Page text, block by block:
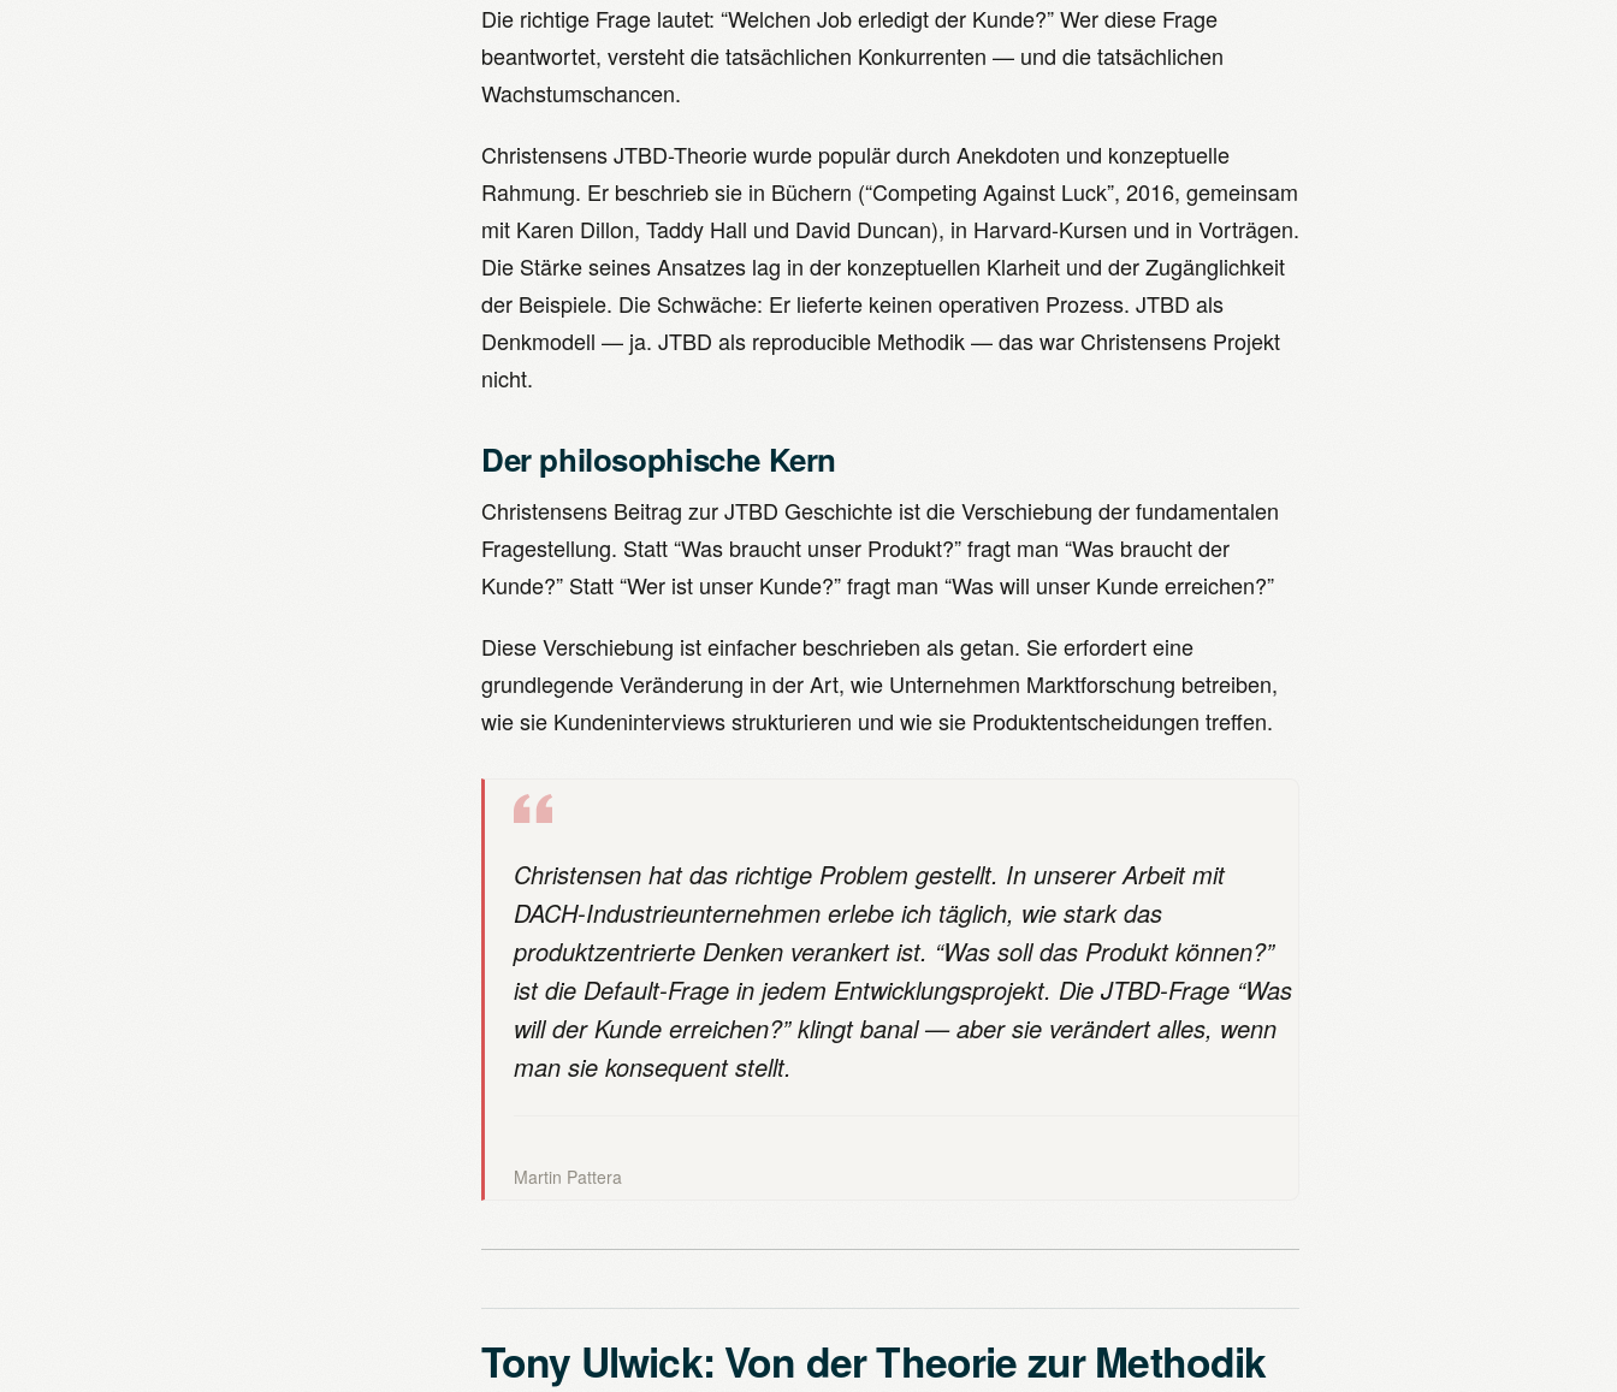
Die richtige Frage lautet: “Welchen Job erledigt der Kunde?” Wer diese Frage
beantwortet, versteht die tatsächlichen Konkurrenten — und die tatsächlichen
Wachstumschancen.
Christensens JTBD-Theorie wurde populär durch Anekdoten und konzeptuelle
Rahmung. Er beschrieb sie in Büchern (“Competing Against Luck”, 2016, gemeinsam
mit Karen Dillon, Taddy Hall und David Duncan), in Harvard-Kursen und in Vorträgen.
Die Stärke seines Ansatzes lag in der konzeptuellen Klarheit und der Zugänglichkeit
der Beispiele. Die Schwäche: Er lieferte keinen operativen Prozess. JTBD als
Denkmodell — ja. JTBD als reproducible Methodik — das war Christensens Projekt
nicht.
Der philosophische Kern
Christensens Beitrag zur JTBD Geschichte ist die Verschiebung der fundamentalen
Fragestellung. Statt “Was braucht unser Produkt?” fragt man “Was braucht der
Kunde?” Statt “Wer ist unser Kunde?” fragt man “Was will unser Kunde erreichen?”
Diese Verschiebung ist einfacher beschrieben als getan. Sie erfordert eine
grundlegende Veränderung in der Art, wie Unternehmen Marktforschung betreiben,
wie sie Kundeninterviews strukturieren und wie sie Produktentscheidungen treffen.
Christensen hat das richtige Problem gestellt. In unserer Arbeit mit
DACH-Industrieunternehmen erlebe ich täglich, wie stark das
produktzentrierte Denken verankert ist. “Was soll das Produkt können?”
ist die Default-Frage in jedem Entwicklungsprojekt. Die JTBD-Frage “Was
will der Kunde erreichen?” klingt banal — aber sie verändert alles, wenn
man sie konsequent stellt.
Martin Pattera
Tony Ulwick: Von der Theorie zur Methodik